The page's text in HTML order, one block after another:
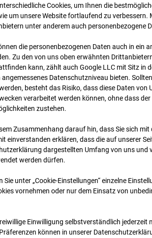
01.07.2026 07:15
Cookies, um Ihnen die
um unsere Website fortlaufend zu verbessern.
unter anderem auch personenbezogene
die personenbezogenen Daten auch in ein
Zu den von uns oben erwähnten
kann, zählt auch Google LLC mit Sitz in
angemessenes Datenschutzniveau bieten.
besteht das Risiko, dass diese Daten von
verarbeitet werden können, ohne dass
zustehen.
Zusammenhang darauf hin, dass Sie sich mit
ein­ver­standen erklären, dass die auf unserer
dargestellten Umfang von uns und
werden dürfen.
Sie unter „Cookie-Einstellungen“ einzelne
vornehmen oder nur dem Einsatz von
Einwilligung selbstverständlich jederzeit
können in unserer